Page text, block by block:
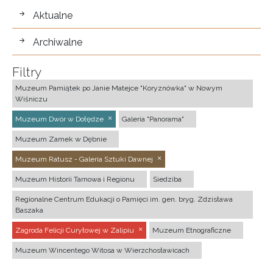
wystawy
Aktualne
Archiwalne
Filtry
Muzeum Pamiątek po Janie Matejce "Koryznówka" w Nowym
Wiśniczu
Muzeum Dwór w Dołędze Galeria "Panorama"
Muzeum Zamek w Dębnie
Muzeum Ratusz - Galeria Sztuki Dawnej
Muzeum Historii Tarnowa i Regionu Siedziba
Regionalne Centrum Edukacji o Pamięci im. gen. bryg. Zdzisława
Baszaka
Zagroda Felicji Curyłowej w Zalipiu Muzeum Etnograficzne
Muzeum Wincentego Witosa w Wierzchosławicach